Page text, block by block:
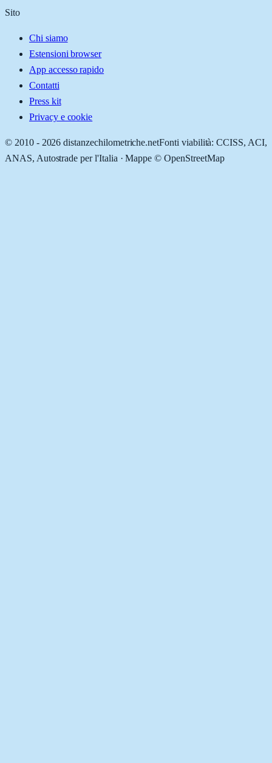
Sito
Chi siamo
Estensioni browser
App accesso rapido
Contatti
Press kit
Privacy e cookie
© 2010 - 2026 distanzechilometriche.netFonti viabilità: CCISS, ACI,
ANAS, Autostrade per l'Italia · Mappe © OpenStreetMap